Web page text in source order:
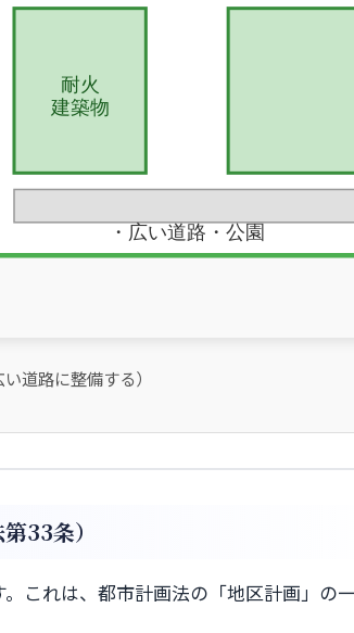
道路に整備する）
33条）
これは、都市計画法の「地区計画」の